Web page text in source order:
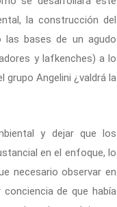
la construcción del
las bases de un agudo
y lafkenches) a lo
grupo Angelini ¿valdrá la
y dejar que los
en el enfoque, lo
necesario observar en
de que había